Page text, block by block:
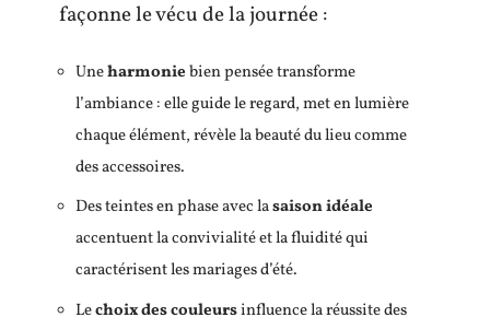
façonne le vécu de la journée :
Uneharmoniebien pensée transforme
l’ambiance : elle guide le regard, met en lumière
chaque élément, révèle la beauté du lieu comme
des accessoires.
Des teintes en phase avec lasaison idéale
accentuent la convivialité et la fluidité qui
caractérisent les mariages d’été.
Lechoix des couleursinfluence la réussite des